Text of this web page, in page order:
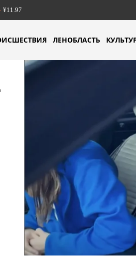
¥11.97
ЛЕНОБЛАСТЬ